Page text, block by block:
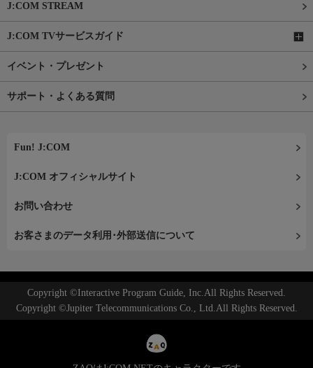
J:COM STREAM
J:COM TVサービスガイド
イベント・プレゼント
サポート・よくある質問
Fun! J:COM
J:COM オフィシャルサイト
お問い合わせ
お客さまのデータ利用･外部送信について
Copyright ©Interactive Program Guide, Inc.All Rights Reserved.
Copyright ©Jupiter Telecommunications Co., Ltd.All Rights Reserved.